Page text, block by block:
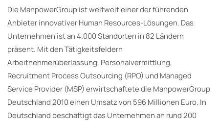
Die ManpowerGroup ist weltweit einer der führenden
Anbieter innovativer Human Resources-Lösungen. Das
Unternehmen ist an 4.000 Standorten in 82 Ländern
präsent. Mit den Tätigkeitsfeldern
Arbeitnehmerüberlassung, Personalvermittlung,
Recruitment Process Outsourcing (RPO) und Managed
Service Provider (MSP) erwirtschaftete die ManpowerGroup
Deutschland 2010 einen Umsatz von 596 Millionen Euro. In
Deutschland beschäftigt das Unternehmen an rund 200